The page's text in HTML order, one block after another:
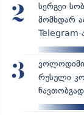
2
სერგეი
მომხდარ
Telegram-
3
რუსული